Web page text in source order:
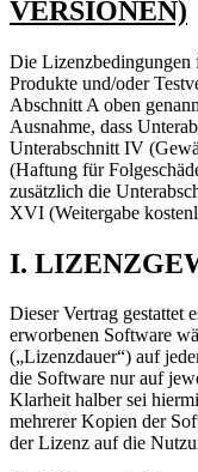
VERSIONEN)
Die Lizenzbedingungen
Produkte und/oder
Abschnitt A oben
Ausnahme, dass
Unterabschnitt IV
(Haftung für
zusätzlich die
XVI (Weitergabe
I.
Dieser Vertrag gestattet
erworbenen Software
(„Lizenzdauer“) auf
die Software nur auf
Klarheit halber sei
mehrerer Kopien der
der Lizenz auf die